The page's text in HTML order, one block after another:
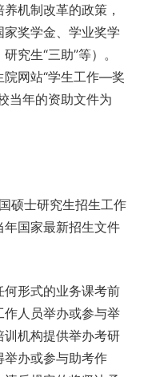
机制改革的政策，
奖学金、学业奖学
究生“三助”等）。
院网站“学生工作—奖
当年的资助文件为
硕士研究生招生工作
国家最新招生文件
何形式的业务课考前
人员举办或参与举
机构提供举办考研
办或参与助考作